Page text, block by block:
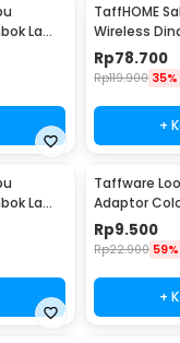
Lamp
1
TaffHOME
Wireless
Switch RF
Receiver -
Rp78.700
Rp119.900 35%
+
Lamp
3
Taffware
Adaptor
Adapter
Rp9.500
Rp22.900 59%
+